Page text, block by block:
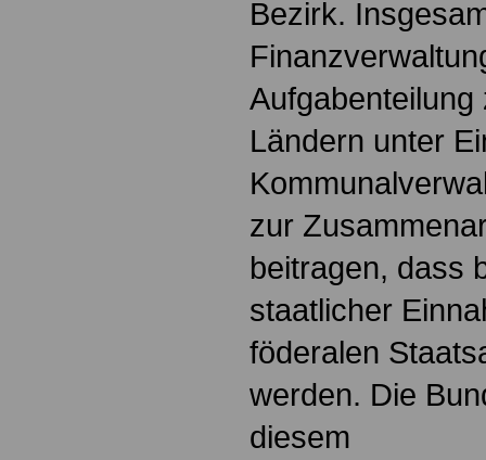
Bezirk.
Ländern unter
zur
beitragen, dass
staatlicher
föderalen
werden. Die
diesem